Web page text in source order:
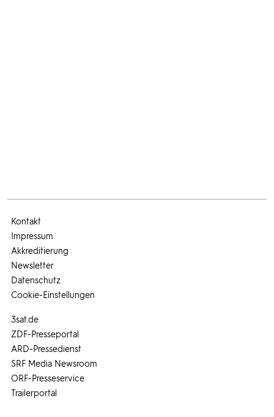
3sat.de
ZDF-Presseportal
ARD-Pressedienst
SRF Media Newsroom
ORF-Presseservice
Trailerportal
Kontakt
Impressum
Akkreditierung
Newsletter
Datenschutz
Cookie-Einstellungen